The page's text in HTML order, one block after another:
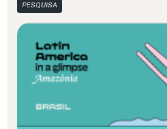
PESQUISA